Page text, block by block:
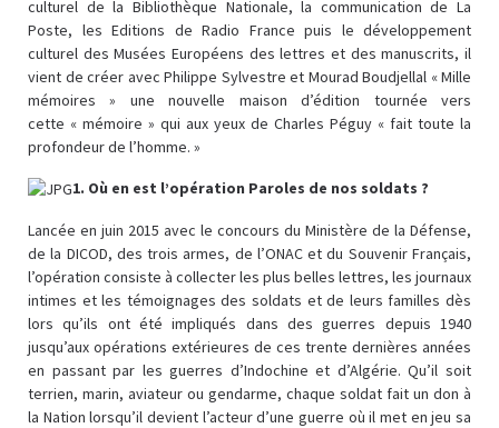
culturel de la Bibliothèque Nationale, la communication de La
Poste, les Editions de Radio France puis le développement
culturel des Musées Européens des lettres et des manuscrits, il
vient de créer avec Philippe Sylvestre et Mourad Boudjellal « Mille
mémoires » une nouvelle maison d’édition tournée vers
cette « mémoire » qui aux yeux de Charles Péguy « fait toute la
profondeur de l’homme. »
1. Où en est l’opération Paroles de nos soldats ?
Lancée en juin 2015 avec le concours du Ministère de la Défense,
de la DICOD, des trois armes, de l’ONAC et du Souvenir Français,
l’opération consiste à collecter les plus belles lettres, les journaux
intimes et les témoignages des soldats et de leurs familles dès
lors qu’ils ont été impliqués dans des guerres depuis 1940
jusqu’aux opérations extérieures de ces trente dernières années
en passant par les guerres d’Indochine et d’Algérie. Qu’il soit
terrien, marin, aviateur ou gendarme, chaque soldat fait un don à
la Nation lorsqu’il devient l’acteur d’une guerre où il met en jeu sa